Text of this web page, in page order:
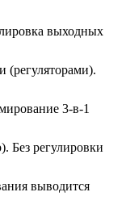
выходных
(регуляторами).
3-в-1
Без регулировки
выводится